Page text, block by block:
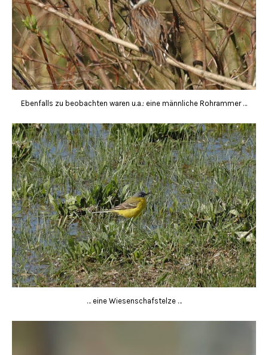
Ebenfalls zu beobachten waren u.a.: eine männliche Rohrammer …
… eine Wiesenschafstelze …